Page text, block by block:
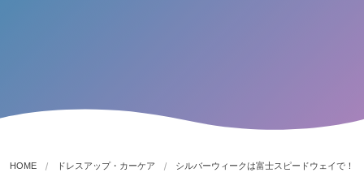
HOME ドレスアップ・カーケア シルバーウィークは富士スピードウェイで！